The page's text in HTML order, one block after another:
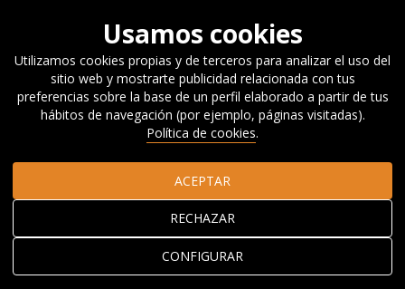
Acerca de Orkestra El equipo
Personal investigador
asociado
Personal investigador
Usamos cookies
Utilizamos cookies propias y de terceros para analizar el uso del
sitio web y mostrarte publicidad relacionada con tus
preferencias sobre la base de un perfil elaborado a partir de tus
hábitos de navegación (por ejemplo, páginas visitadas).
Política de cookies.
CONFIGURAR
RECHAZAR
ACEPTAR